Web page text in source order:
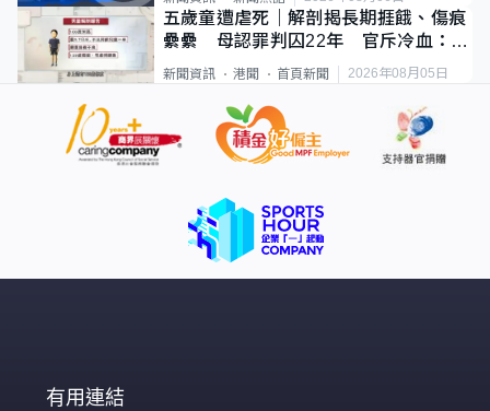
五歲童遭虐死｜解剖揭長期捱餓、傷痕
纍纍 母認罪判囚22年 官斥冷血：同
類案最惡劣
新聞資訊 港聞 首頁新聞 2026年08月05日
有用連結